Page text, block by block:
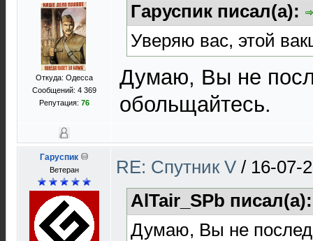
Откуда: Одесса
Сообщений: 4 369
Репутация: 76
Гаруспик писал(а):
Уверяю вас, этой
Думаю, Вы не
обольщайтесь.
Гаруспик
Ветеран RE: Спутник V / 16-07-
AlTair_SPb
Думаю, Вы не